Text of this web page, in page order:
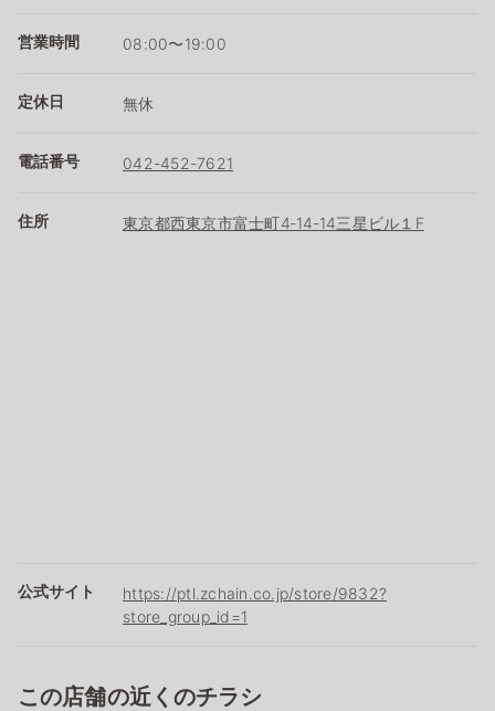
営業時間 08:00〜19:00
定休日 無休
電話番号 042-452-7621
住所 東京都西東京市富士町4‐14‐14三星ビル１F
公式サイト
https://ptl.zchain.co.jp/store/9832?
store_group_id=1
この店舗の近くのチラシ